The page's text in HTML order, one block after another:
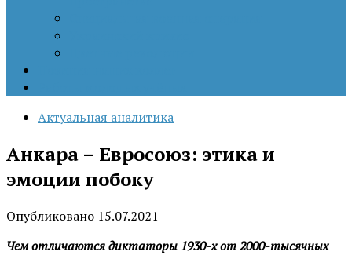
Актуальная аналитика
Анкара – Евросоюз: этика и
эмоции побоку
Опубликовано 15.07.2021
Чем отличаются диктаторы 1930-х от 2000-тысячных